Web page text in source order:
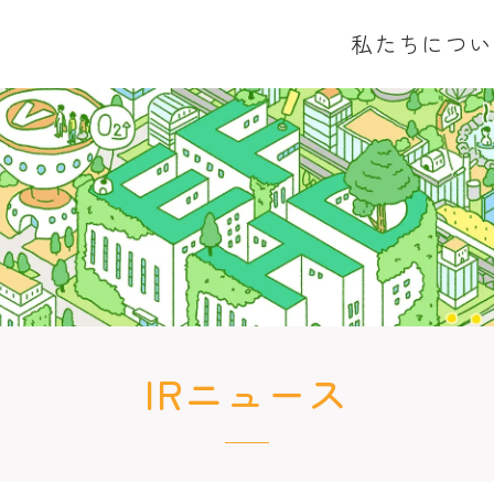
私たちにつ
トップメッセージ ロゴ・イラストに込めた想い
グリーンファイナンス事業 グリーンエネルギー事
グリーンデジタル事業
トップメッセージ 業績ハイライト
業績ハイライト
投資実績
IRライブラリ
適時開示情報
決算短信
有価証券報告書
株主総会
IRニュース
IRニュース